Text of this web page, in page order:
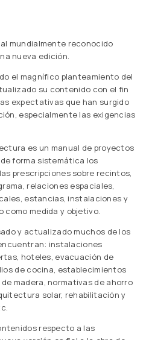
mundialmente reconocido
nueva edición.
el magnífico planteamiento del
su contenido con el fin
expectativas que han surgido
especialmente las exigencias
es un manual de proyectos
forma sistemática los
prescripciones sobre recintos,
relaciones espaciales,
estancias, instalaciones y
como medida y objetivo.
y actualizado muchos de los
instalaciones
hoteles, evacuación de
de cocina, establecimientos
madera, normativas de ahorro
solar, rehabilitación y
respecto a las